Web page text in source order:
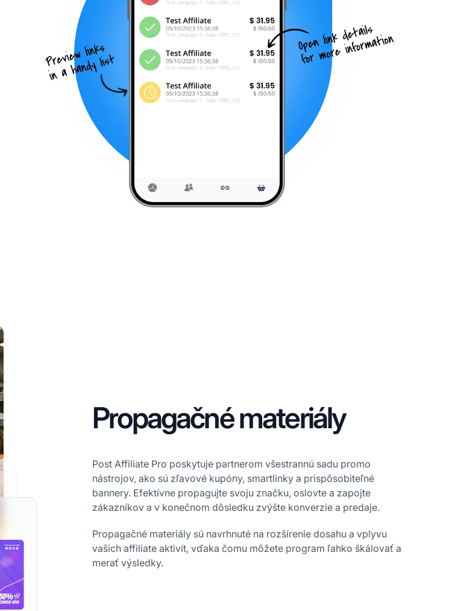
Propagačné materiály
Post Affiliate Pro poskytuje partnerom všestrannú sadu promo
nástrojov, ako sú zľavové kupóny, smartlinky a prispôsobiteľné
bannery. Efektívne propagujte svoju značku, oslovte a zapojte
zákazníkov a v konečnom dôsledku zvýšte konverzie a predaje.
Propagačné materiály sú navrhnuté na rozšírenie dosahu a vplyvu
vašich affiliate aktivít, vďaka čomu môžete program ľahko škálovať a
merať výsledky.